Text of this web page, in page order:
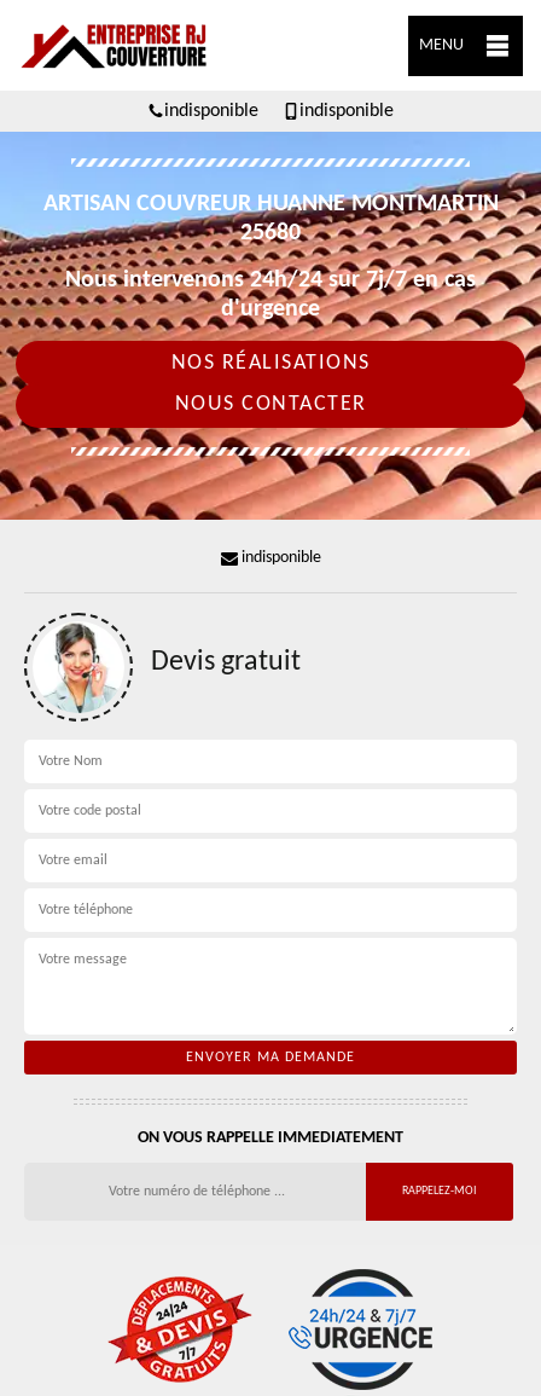
MENU
indisponible indisponible
ARTISAN COUVREUR HUANNE MONTMARTIN
25680
Nous intervenons 24h/24 sur 7j/7 en cas
d'urgence
NOS RÉALISATIONS
NOUS CONTACTER
indisponible
Devis gratuit
ON VOUS RAPPELLE IMMEDIATEMENT